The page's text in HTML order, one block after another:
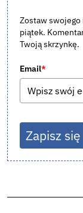
Zostaw swojego
piątek.
Twoją skrzynkę.
Email*
Zapisz się